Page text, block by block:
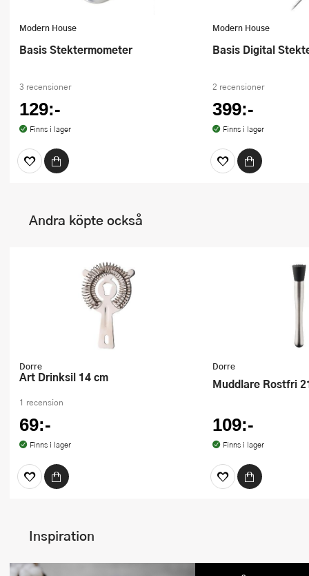
Modern House
Basis Stektermometer
3 recensioner
129:-
Finns i lager
Modern House
Basis Digital
2 recensioner
399:-
Finns i lager
Andra köpte också
Dorre
Art Drinksil 14 cm
1 recension
69:-
Finns i lager
Dorre
Muddlare Rostfri
109:-
Finns i lager
Inspiration